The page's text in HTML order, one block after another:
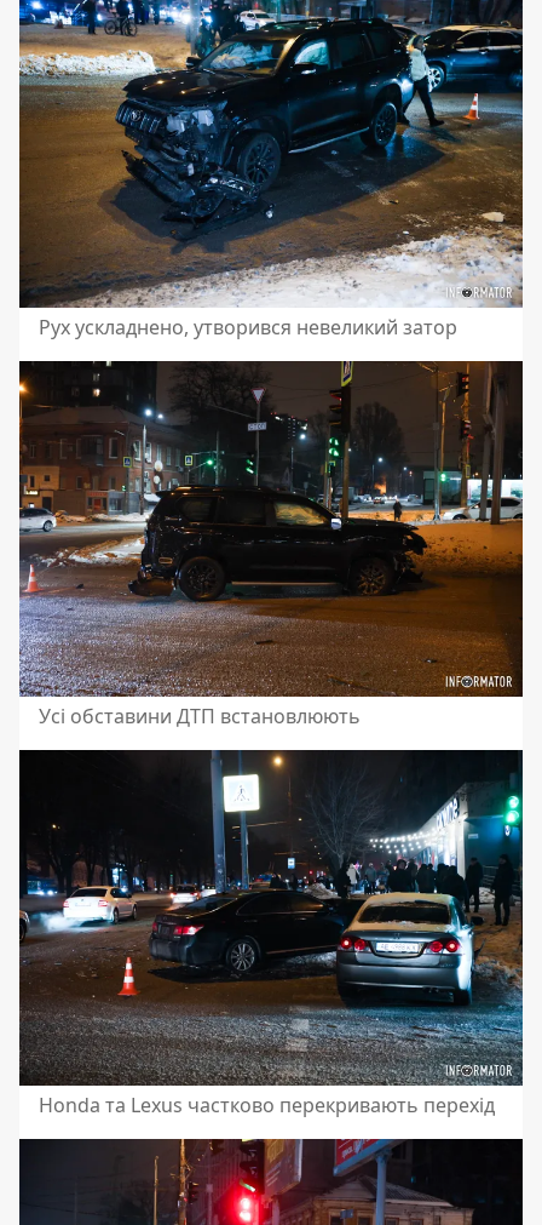
Рух ускладнено, утворився невеликий затор
Усі обставини ДТП встановлюють
Honda та Lexus частково перекривають перехід